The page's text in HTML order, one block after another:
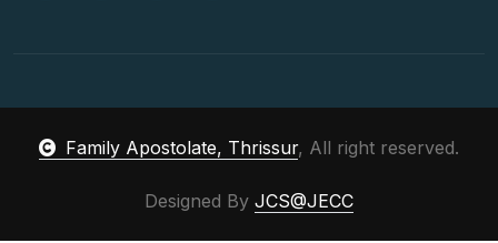
Family Apostolate, Thrissur, All right reserved.
Designed By JCS@JECC